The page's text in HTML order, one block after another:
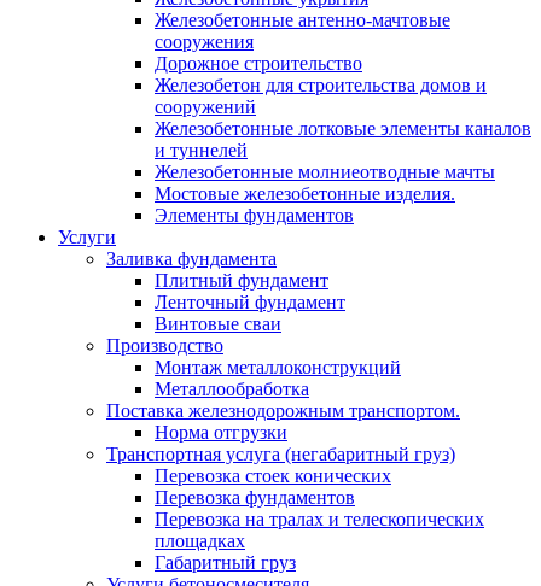
Железобетонные антенно-мачтовые
сооружения
Дорожное строительство
Железобетон для строительства домов и
сооружений
Железобетонные лотковые элементы каналов
и туннелей
Железобетонные молниеотводные мачты
Мостовые железобетонные изделия.
Элементы фундаментов
Услуги
Заливка фундамента
Плитный фундамент
Ленточный фундамент
Винтовые сваи
Производство
Монтаж металлоконструкций
Металлообработка
Поставка железнодорожным транспортом.
Норма отгрузки
Транспортная услуга (негабаритный груз)
Перевозка стоек конических
Перевозка фундаментов
Перевозка на тралах и телескопических
площадках
Габаритный груз